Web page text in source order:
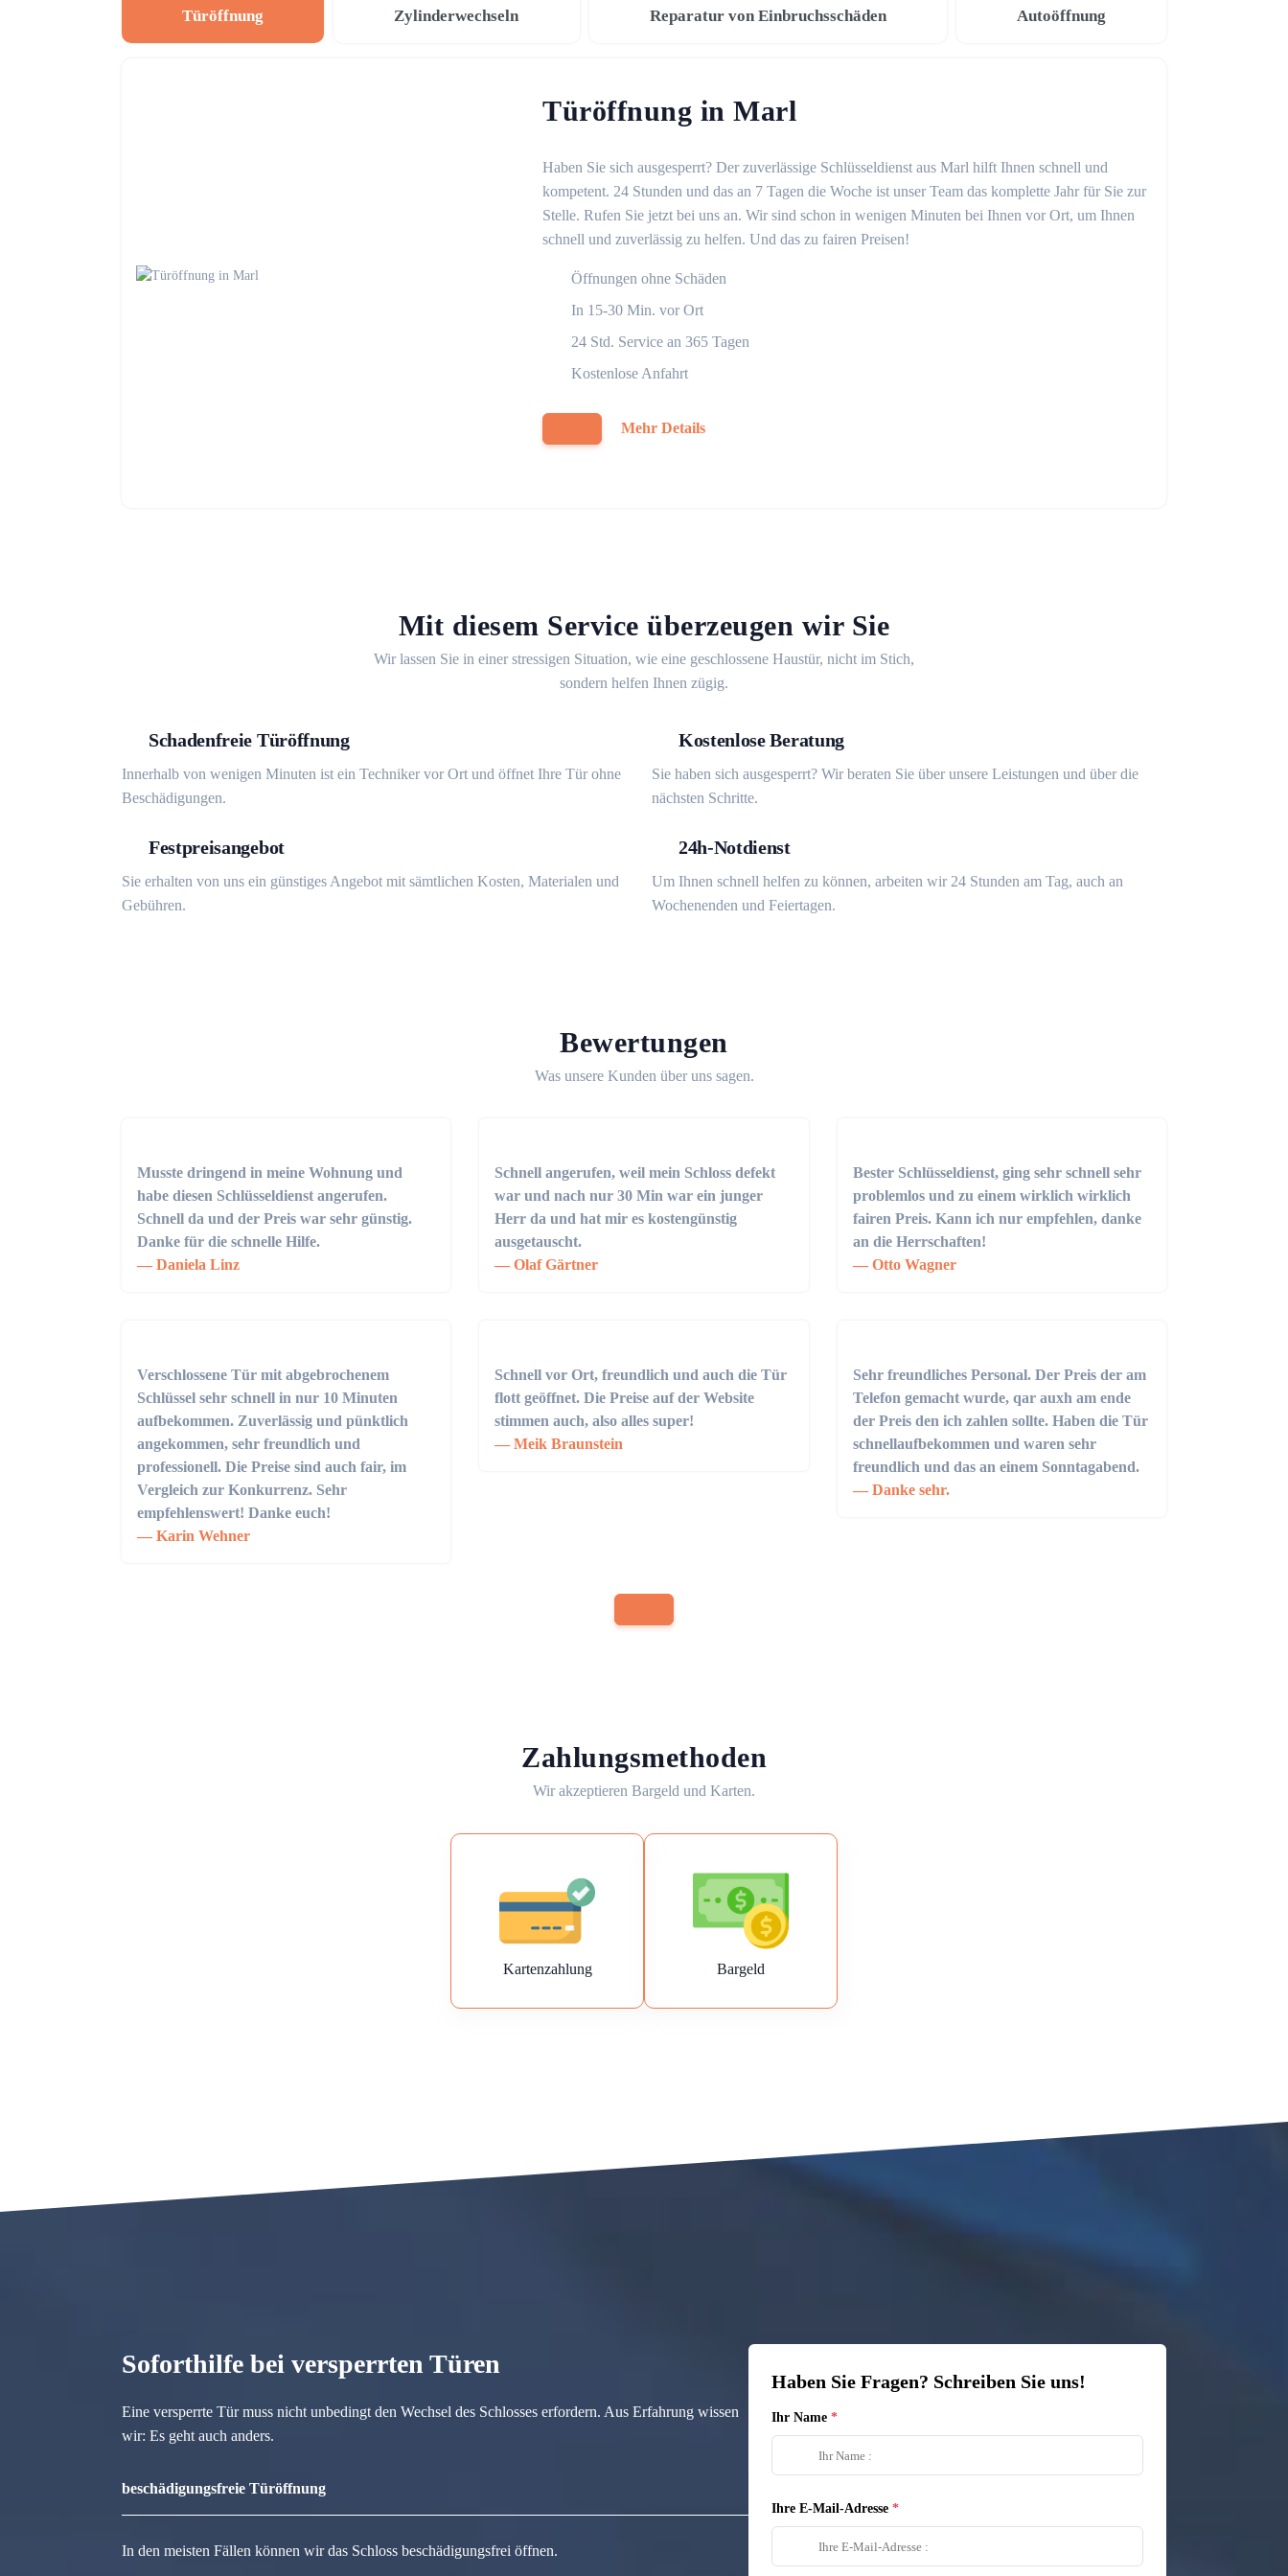
Türöffnung Zylinderwechseln Reparatur von Einbruchsschäden Autoöffnung
Türöffnung in Marl
Haben Sie sich ausgesperrt? Der zuverlässige Schlüsseldienst aus Marl hilft Ihnen schnell und
kompetent. 24 Stunden und das an 7 Tagen die Woche ist unser Team das komplette Jahr für Sie zur
Stelle. Rufen Sie jetzt bei uns an. Wir sind schon in wenigen Minuten bei Ihnen vor Ort, um Ihnen
schnell und zuverlässig zu helfen. Und das zu fairen Preisen!
Öffnungen ohne Schäden
In 15-30 Min. vor Ort
24 Std. Service an 365 Tagen
Kostenlose Anfahrt
Mehr Details
Mit diesem Service überzeugen wir Sie
Wir lassen Sie in einer stressigen Situation, wie eine geschlossene Haustür, nicht im Stich,
sondern helfen Ihnen zügig.
Schadenfreie Türöffnung
Innerhalb von wenigen Minuten ist ein Techniker vor Ort und öffnet Ihre Tür ohne
Beschädigungen.
Kostenlose Beratung
Sie haben sich ausgesperrt? Wir beraten Sie über unsere Leistungen und über die
nächsten Schritte.
Festpreisangebot
Sie erhalten von uns ein günstiges Angebot mit sämtlichen Kosten, Materialen und
Gebühren.
24h-Notdienst
Um Ihnen schnell helfen zu können, arbeiten wir 24 Stunden am Tag, auch an
Wochenenden und Feiertagen.
Bewertungen
Was unsere Kunden über uns sagen.
Musste dringend in meine Wohnung und
habe diesen Schlüsseldienst angerufen.
Schnell da und der Preis war sehr günstig.
Danke für die schnelle Hilfe.
Daniela Linz
Schnell angerufen, weil mein Schloss defekt
war und nach nur 30 Min war ein junger
Herr da und hat mir es kostengünstig
ausgetauscht.
Olaf Gärtner
Bester Schlüsseldienst, ging sehr schnell sehr
problemlos und zu einem wirklich wirklich
fairen Preis. Kann ich nur empfehlen, danke
an die Herrschaften!
Otto Wagner
Verschlossene Tür mit abgebrochenem
Schlüssel sehr schnell in nur 10 Minuten
aufbekommen. Zuverlässig und pünktlich
angekommen, sehr freundlich und
professionell. Die Preise sind auch fair, im
Vergleich zur Konkurrenz. Sehr
empfehlenswert! Danke euch!
Karin Wehner
Schnell vor Ort, freundlich und auch die Tür
flott geöffnet. Die Preise auf der Website
stimmen auch, also alles super!
Meik Braunstein
Sehr freundliches Personal. Der Preis der am
Telefon gemacht wurde, qar auxh am ende
der Preis den ich zahlen sollte. Haben die Tür
schnellaufbekommen und waren sehr
freundlich und das an einem Sonntagabend.
Danke sehr.
Zahlungsmethoden
Wir akzeptieren Bargeld und Karten.
Kartenzahlung Bargeld
Soforthilfe bei versperrten Türen
Eine versperrte Tür muss nicht unbedingt den Wechsel des Schlosses erfordern. Aus Erfahrung wissen
wir: Es geht auch anders.
beschädigungsfreie Türöffnung
In den meisten Fällen können wir das Schloss beschädigungsfrei öffnen.
Haben Sie Fragen? Schreiben Sie uns!
Ihr Name
Ihre E-Mail-Adresse